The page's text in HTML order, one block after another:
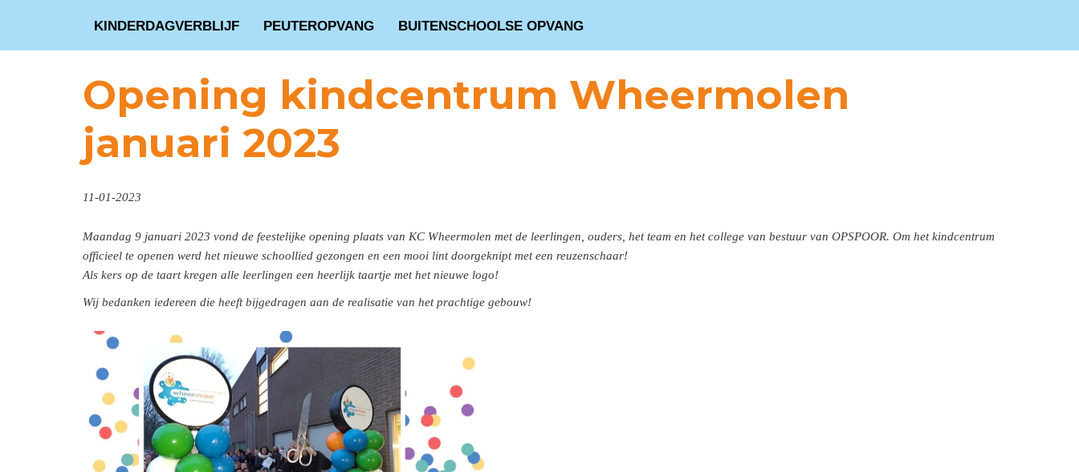
KINDERDAGVERBLIJF PEUTEROPVANG BUITENSCHOOLSE OPVANG
Opening kindcentrum Wheermolen
januari 2023
11-01-2023
Maandag 9 januari 2023 vond de feestelijke opening plaats van KC Wheermolen met de leerlingen, ouders, het team en het college van bestuur van OPSPOOR. Om het kindcentrum
officieel te openen werd het nieuwe schoollied gezongen en een mooi lint doorgeknipt met een reuzenschaar!
Als kers op de taart kregen alle leerlingen een heerlijk taartje met het nieuwe logo!
Wij bedanken iedereen die heeft bijgedragen aan de realisatie van het prachtige gebouw!